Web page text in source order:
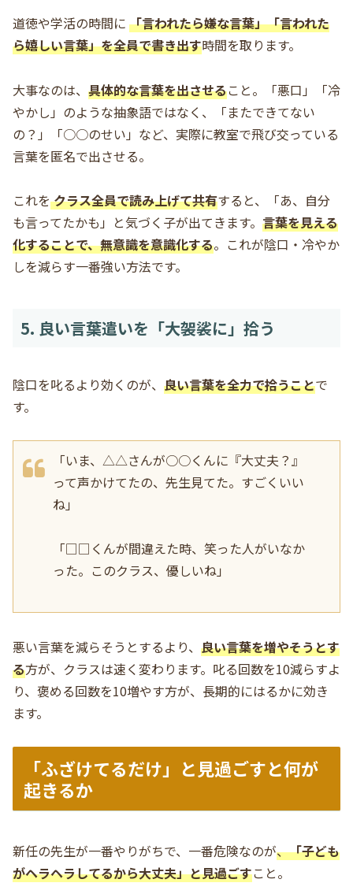
道徳や学活の時間に 「言われたら嫌な言葉」「言われた
ら嬉しい言葉」を全員で書き出す時間を取ります。
大事なのは、 具体的な言葉を出させること。「悪口」「冷
やかし」のような抽象語ではなく、「またできてない
の？」「○○のせい」など、実際に教室で飛び交っている
言葉を匿名で出させる。
これを クラス全員で読み上げて共有すると、「あ、自分
も言ってたかも」と気づく子が出てきます。 言葉を見える
化することで、無意識を意識化する。これが陰口・冷やか
しを減らす一番強い方法です。
5. 良い言葉遣いを「大袈裟に」拾う
陰口を叱るより効くのが、 良い言葉を全力で拾うことで
す。
「いま、△△さんが○○くんに『大丈夫？』
って声かけてたの、先生見てた。すごくいい
ね」
「□□くんが間違えた時、笑った人がいなか
った。このクラス、優しいね」
悪い言葉を減らそうとするより、 良い言葉を増やそうとす
る方が、クラスは速く変わります。叱る回数を10減らすよ
り、褒める回数を10増やす方が、長期的にはるかに効き
ます。
「ふざけてるだけ」と見過ごすと何が
起きるか
新任の先生が一番やりがちで、一番危険なのが、「子ども
がヘラヘラしてるから大丈夫」と見過ごすこと。